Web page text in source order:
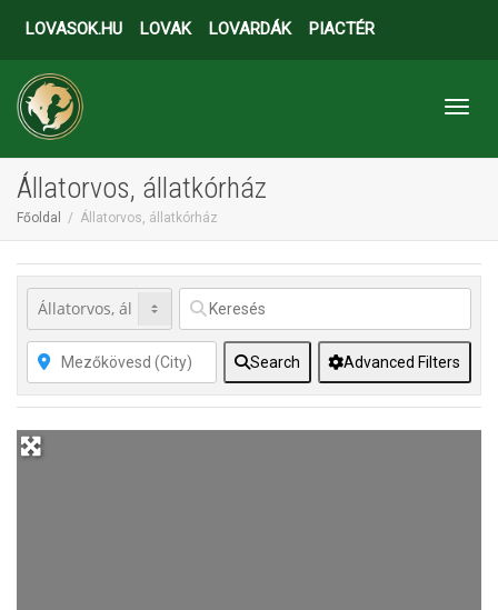
LOVASOK.HU LOVAK LOVARDÁK PIACTÉR
Állatorvos, állatkórház
Főoldal Állatorvos, állatkórház
Search Advanced Filters